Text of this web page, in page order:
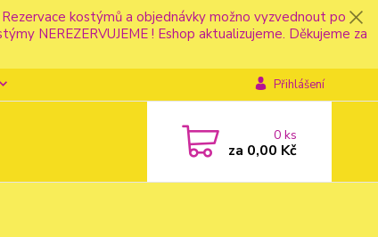
Rezervace kostýmů a objednávky možno vyzvednout po
NEREZERVUJEME ! Eshop aktualizujeme. Děkujeme za
Přihlášení
0ks
za 0,00 Kč